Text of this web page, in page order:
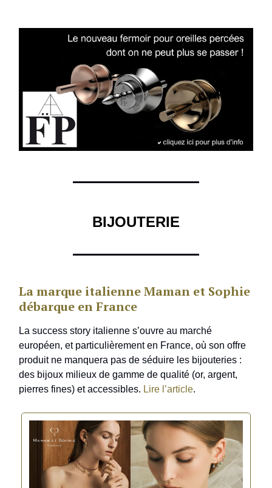
BIJOUTERIE
La marque italienne Maman et Sophie
débarque en France
La success story italienne s’ouvre au marché
européen, et particulièrement en France, où son offre
produit ne manquera pas de séduire les bijouteries :
des bijoux milieux de gamme de qualité (or, argent,
pierres fines) et accessibles. Lire l’article.